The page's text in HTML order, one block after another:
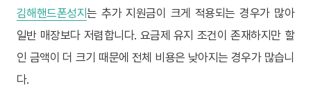
김해핸드폰성지는 추가 지원금이 크게 적용되는 경우가 많아
일반 매장보다 저렴합니다. 요금제 유지 조건이 존재하지만 할
인 금액이 더 크기 때문에 전체 비용은 낮아지는 경우가 많습니
다.